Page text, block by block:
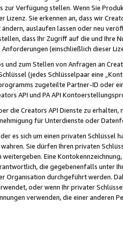
zur Verfügung stellen. Wenn Sie
Lizenz. Sie erkennen an, dass wir
auslaufen lassen oder neu
dass Ihr Zugriff auf die und Ihre
(einschließlich dieser
und zum Stellen von Anfragen an
(jedes Schlüsselpaar eine
zugeteilte Partner-ID oder
API und PA API
die Creators API Dienste zu
für Unterdienste oder
es sich um einen privaten
Sie dürfen Ihren privaten
Eine
die gegebenenfalls unter
Organisation durchgeführt werden.
oder wenn Ihr privater
verwenden, die einer anderen